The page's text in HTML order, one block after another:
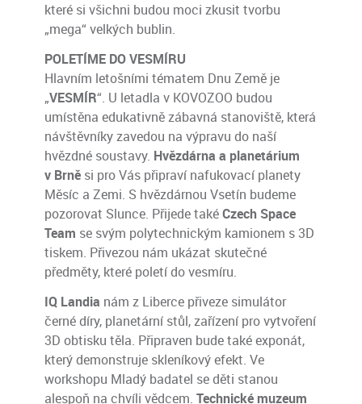
které si všichni budou moci zkusit tvorbu
„mega“ velkých bublin.
POLETÍME DO VESMÍRU
Hlavním letošními tématem Dnu Země je
„VESMÍR“. U letadla v KOVOZOO budou
umístěna edukativně zábavná stanoviště, která
návštěvníky zavedou na výpravu do naší
hvězdné soustavy. Hvězdárna a planetárium
v Brně si pro Vás připraví nafukovací planety
Měsíc a Zemi. S hvězdárnou Vsetín budeme
pozorovat Slunce. Přijede takéCzech Space
Team se svým polytechnickým kamionem s 3D
tiskem. Přivezou nám ukázat skutečné
předměty, které poletí do vesmíru.
IQ Landia nám z Liberce přiveze simulátor
černé díry, planetární stůl, zařízení pro vytvoření
3D obtisku těla. Připraven bude také exponát,
který demonstruje skleníkový efekt. Ve
workshopu Mladý badatel se děti stanou
alespoň na chvíli vědcem. Technické muzeum